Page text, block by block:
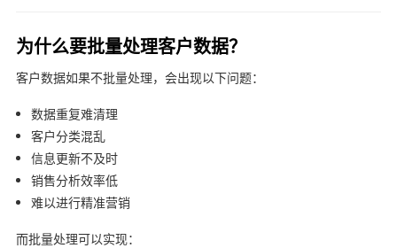
为什么要批量处理客户数据？
客户数据如果不批量处理，会出现以下问题：
数据重复难清理
客户分类混乱
信息更新不及时
销售分析效率低
难以进行精准营销
而批量处理可以实现：